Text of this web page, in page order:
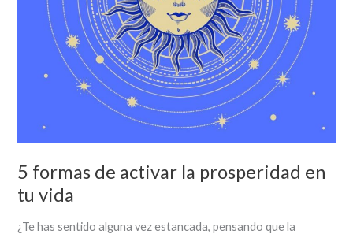
5 formas de activar la prosperidad en
tu vida
¿Te has sentido alguna vez estancada, pensando que la